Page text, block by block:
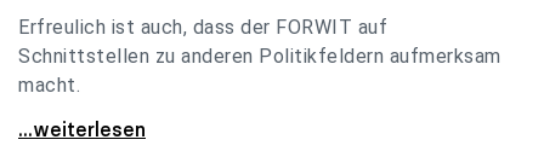
Erfreulich ist auch, dass der FORWIT auf
Schnittstellen zu anderen Politikfeldern aufmerksam
macht.
uniko zu FORWIT-Analyse: Wichtige Themen
...weiterlesen